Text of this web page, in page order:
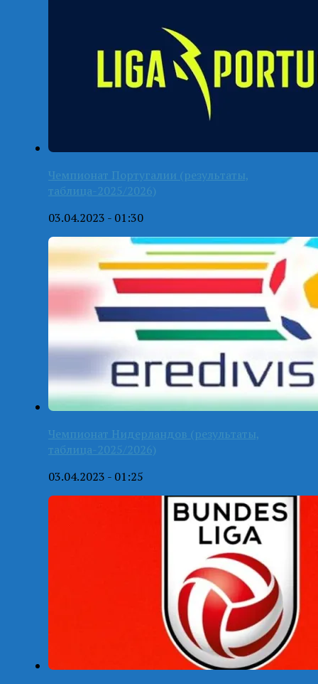
Чемпионат Португалии (результаты,
таблица-2025/2026)
03.04.2023 - 01:30
Чемпионат Нидерландов (результаты,
таблица-2025/2026)
03.04.2023 - 01:25